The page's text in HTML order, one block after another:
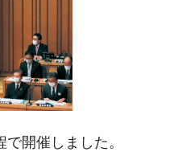
開催しました。